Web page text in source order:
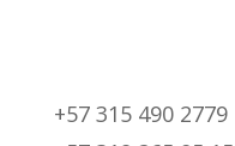
+57 315 490 2779